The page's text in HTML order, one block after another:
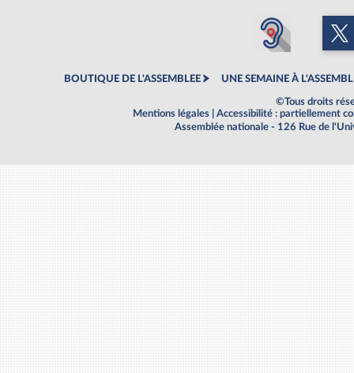
BOUTIQUE DE L'ASSEMBLEE UNE SEMAINE À
©Tous droits
Mentions légales
Accessibilité : partiellement
Assemblée nationale - 126 Rue de